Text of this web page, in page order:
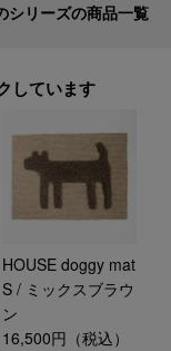
シリーズの商品一覧
しています
HOUSE doggy mat
S / ミックスブラウ
ン
16,500円（税込）